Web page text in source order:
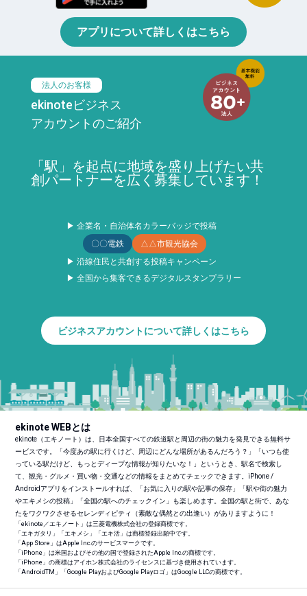
アプリについて詳しくはこちら
法人のお客様
ekinoteビジネス
アカウントのご紹介
「駅」を起点に地域を盛り上げたい共
創パートナーを広く募集しています！
▶ 企業名・自治体名カラーバッジで投稿
〇〇電鉄
△△市観光協会
▶ 沿線住民と共創する投稿キャンペーン
▶ 全国から集客できるデジタルスタンプラリー
ビジネスアカウントについて詳しくはこちら
ekinote WEBとは
ekinote（エキノート）は、日本全国すべての鉄道駅と周辺の街の魅力を発見できる無料サ
ービスです。「今度あの駅に行くけど、周辺にどんな場所があるんだろう？」「いつも使
っている駅だけど、もっとディープな情報が知りたいな！」というとき、駅名で検索し
て、観光・グルメ・買い物・交通などの情報をまとめてチェックできます。iPhone /
Androidアプリをインストールすれば、「お気に入りの駅や記事の保存」「駅や街の魅力
やエキメシの投稿」「全国の駅へのチェックイン」も楽しめます。全国の駅と街で、あな
たをワクワクさせるセレンディピティ（素敵な偶然との出逢い）がありますように！
「ekinote／エキノート」は三菱電機株式会社の登録商標です。
「エキガタリ」「エキメシ」「エキ活」は商標登録出願中です。
「App Store」はApple Inc.のサービスマークです。
「iPhone」は米国およびその他の国で登録されたApple Inc.の商標です。
「iPhone」の商標はアイホン株式会社のライセンスに基づき使用されています。
「AndroidTM 」「Google PlayおよびGoogle Playロゴ」はGoogle LLCの商標です。